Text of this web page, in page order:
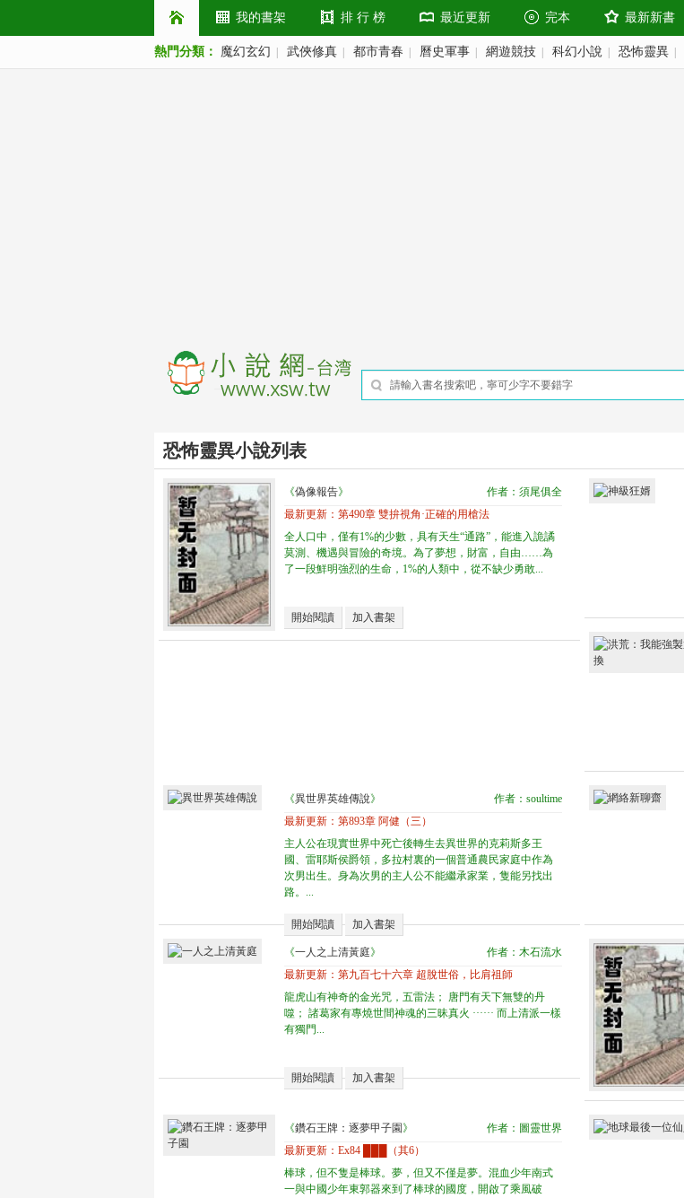
我的書架 排 行 榜 最近更新 完本 最新新書
熱門分類： 魔幻玄幻 武俠修真 都市青春 曆史軍事 網遊競技 科幻小說 恐怖靈異
恐怖靈異小說列表
《偽像報告》
作者：須尾俱全
最新更新： 第490章 雙拚視角·正確的用槍法
全人口中，僅有1%的少數，具有天生“通路”，能進入詭譎
莫測、機遇與冒險的奇境。為了夢想，財富，自由……為
了一段鮮明強烈的生命，1%的人類中，從不缺少勇敢...
開始閱讀 加入書架
《異世界英雄傳說》
作者：soultime
最新更新： 第893章 阿健（三）
主人公在現實世界中死亡後轉生去異世界的克莉斯多王
國、雷耶斯侯爵領，多拉村裏的一個普通農民家庭中作為
次男出生。身為次男的主人公不能繼承家業，隻能另找出
路。...
開始閱讀 加入書架
《一人之上清黃庭》
作者：木石流水
最新更新： 第九百七十六章 超脫世俗，比肩祖師
龍虎山有神奇的金光咒，五雷法； 唐門有天下無雙的丹
噬； 諸葛家有專燒世間神魂的三昧真火 ······ 而上清派一樣
有獨門...
開始閱讀 加入書架
《鑽石王牌：逐夢甲子園 》
作者：圖靈世界
最新更新： Ex84 ███（其6）
棒球，但不隻是棒球。夢，但又不僅是夢。混血少年南式
一與中國少年東郭器來到了棒球的國度，開啟了乘風破